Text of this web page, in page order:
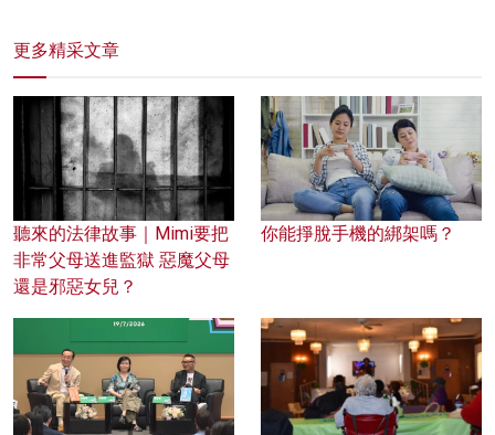
更多精采文章
聽來的法律故事｜Mimi要把
非常父母送進監獄 惡魔父母
還是邪惡女兒？
你能掙脫手機的綁架嗎？